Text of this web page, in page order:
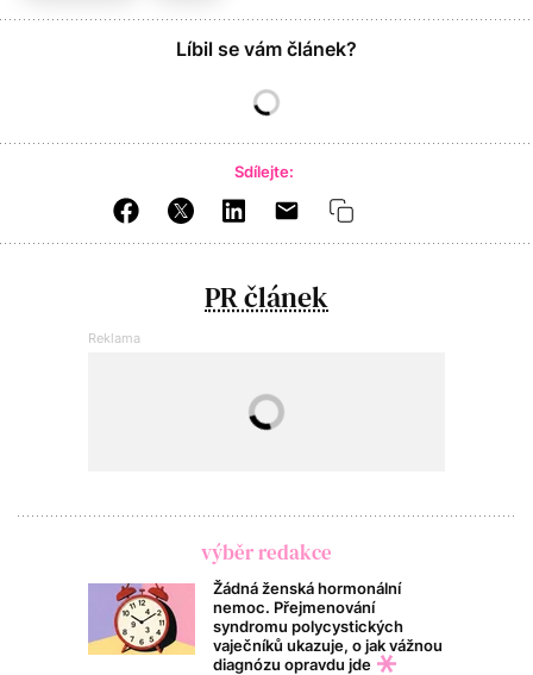
Líbil se vám článek?
Sdílejte:
PR článek
výběr redakce
Žádná ženská hormonální
nemoc. Přejmenování
syndromu polycystických
vaječníků ukazuje, o jak vážnou
diagnózu opravdu jde